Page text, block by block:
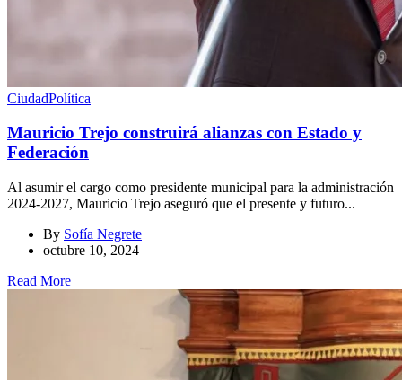
CiudadPolítica
Mauricio Trejo construirá alianzas con Estado y
Federación
Al asumir el cargo como presidente municipal para la administración
2024-2027, Mauricio Trejo aseguró que el presente y futuro...
By Sofía Negrete
octubre 10, 2024
Read More